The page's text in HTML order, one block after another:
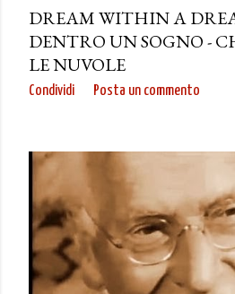
DREAM WITHIN A
DENTRO UN SOGNO -
LE NUVOLE
Condividi Posta un commento